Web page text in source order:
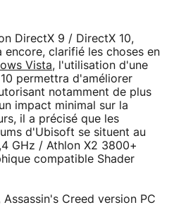
DirectX 9 / DirectX 10,
encore, clarifié les choses en
Vista, l'utilisation d'une
permettra d'améliorer
notamment de plus
impact minimal sur la
il a précisé que les
d'Ubisoft se situent au
GHz / Athlon X2 3800+
compatible Shader
Assassin's Creed version PC